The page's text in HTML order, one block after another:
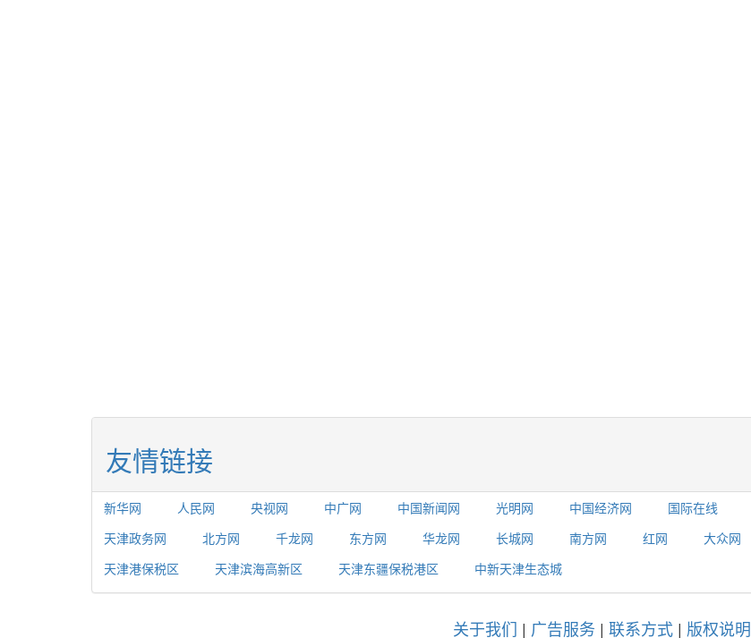
友情链接
新华网 人民网 央视网 中广网 中国新闻网 光明网 中国经济网 国际在线
天津政务网
北方网 千龙网 东方网 华龙网 长城网 南方网 红网 大众网
天津港保税区
天津滨海高新区 天津东疆保税港区 中新天津生态城
关于我们 | 广告服务 | 联系方式| 版权说明